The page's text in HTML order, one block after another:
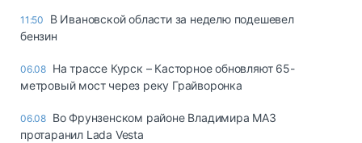
11:50
В Ивановской области за неделю подешевел
бензин
06.08 На трассе Курск – Касторное обновляют 65-
метровый мост через реку Грайворонка
06.08 Во Фрунзенском районе Владимира МАЗ
протаранил Lada Vesta